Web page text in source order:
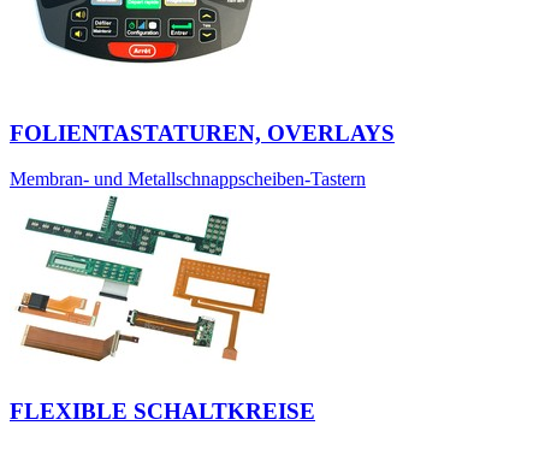
FOLIENTASTATUREN, OVERLAYS
Membran- und Metallschnappscheiben-Tastern
FLEXIBLE SCHALTKREISE